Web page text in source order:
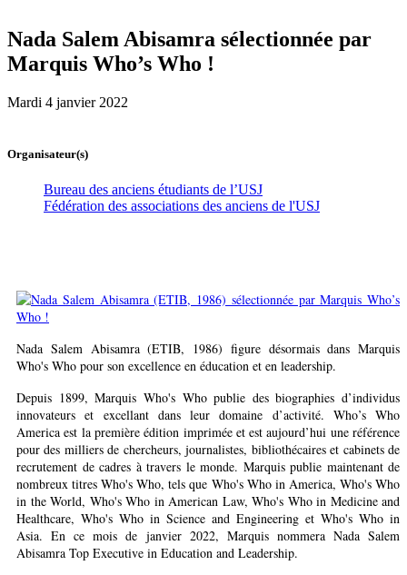
Nada Salem Abisamra sélectionnée par
Marquis Who’s Who !
Mardi 4 janvier 2022
Organisateur(s)
Bureau des anciens étudiants de l’USJ
Fédération des associations des anciens de l'USJ
Nada Salem Abisamra (ETIB, 1986) figure désormais dans Marquis
Who's Who pour son excellence en éducation et en leadership.
Depuis 1899, Marquis Who's Who publie des biographies d’individus
innovateurs et excellant dans leur domaine d’activité. Who’s Who
America est la première édition imprimée et est aujourd’hui une référence
pour des milliers de chercheurs, journalistes, bibliothécaires et cabinets de
recrutement de cadres à travers le monde. Marquis publie maintenant de
nombreux titres Who's Who, tels que Who's Who in America, Who's Who
in the World, Who's Who in American Law, Who's Who in Medicine and
Healthcare, Who's Who in Science and Engineering et Who's Who in
Asia. En ce mois de janvier 2022, Marquis nommera Nada Salem
Abisamra Top Executive in Education and Leadership.